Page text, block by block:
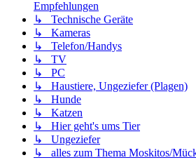
Empfehlungen
↳ Technische Geräte
↳ Kameras
↳ Telefon/Handys
↳ TV
↳ PC
↳ Haustiere, Ungeziefer (Plagen)
↳ Hunde
↳ Katzen
↳ Hier geht's ums Tier
↳ Ungeziefer
↳ alles zum Thema Moskitos/